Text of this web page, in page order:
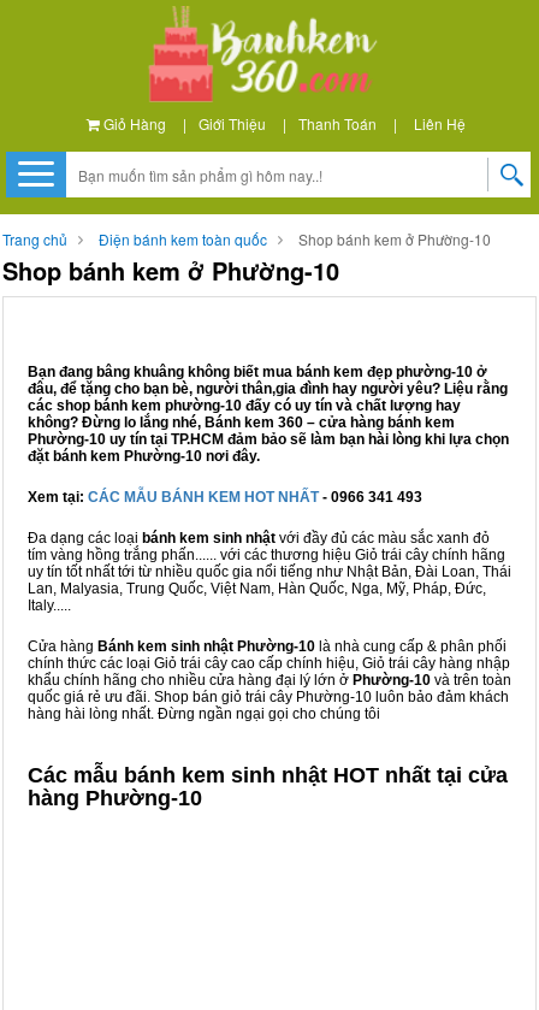
Giỏ Hàng | Giới Thiệu | Thanh Toán | Liên Hệ
Trang chủ Điện bánh kem toàn quốc Shop bánh kem ở Phường-10
Shop bánh kem ở Phường-10
Bạn đang bâng khuâng không biết mua bánh kem đẹp phường-10 ở
đâu, để tặng cho bạn bè, người thân,gia đình hay người yêu? Liệu rằng
các shop bánh kem phường-10 đấy có uy tín và chất lượng hay
không? Đừng lo lắng nhé, Bánh kem 360 – cửa hàng bánh kem
Phường-10 uy tín tại TP.HCM đảm bảo sẽ làm bạn hài lòng khi lựa chọn
đặt bánh kem Phường-10 nơi đây.
Xem tại: CÁC MẪU BÁNH KEM HOT NHẤT- 0966 341 493
Đa dạng các loại bánh kem sinh nhật với đầy đủ các màu sắc xanh đỏ
tím vàng hồng trắng phấn...... với các thương hiệu Giỏ trái cây chính hãng
uy tín tốt nhất tới từ nhiều quốc gia nổi tiếng như Nhật Bản, Đài Loan, Thái
Lan, Malyasia, Trung Quốc, Việt Nam, Hàn Quốc, Nga, Mỹ, Pháp, Đức,
Italy.....
Cửa hàng Bánh kem sinh nhật Phường-10 là nhà cung cấp & phân phối
chính thức các loại Giỏ trái cây cao cấp chính hiệu, Giỏ trái cây hàng nhập
khẩu chính hãng cho nhiều cửa hàng đại lý lớn ở Phường-10 và trên toàn
quốc giá rẻ ưu đãi. Shop bán giỏ trái cây Phường-10 luôn bảo đảm khách
hàng hài lòng nhất. Đừng ngần ngại gọi cho chúng tôi
Các mẫu bánh kem sinh nhật HOT nhất tại cửa
hàng Phường-10